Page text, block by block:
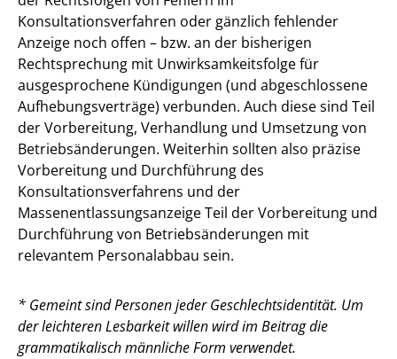
Konsultationsverfahren oder gänzlich fehlender
Anzeige noch offen – bzw. an der bisherigen
Rechtsprechung mit Unwirksamkeitsfolge für
ausgesprochene Kündigungen (und abgeschlossene
Aufhebungsverträge) verbunden. Auch diese sind Teil
der Vorbereitung, Verhandlung und Umsetzung von
Betriebsänderungen. Weiterhin sollten also präzise
Vorbereitung und Durchführung des
Konsultationsverfahrens und der
Massenentlassungsanzeige Teil der Vorbereitung und
Durchführung von Betriebsänderungen mit
relevantem Personalabbau sein.
* Gemeint sind Personen jeder Geschlechtsidentität. Um
der leichteren Lesbarkeit willen wird im Beitrag die
grammatikalisch männliche Form verwendet.